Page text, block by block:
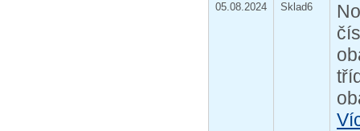
05.08.2024 Sklad6